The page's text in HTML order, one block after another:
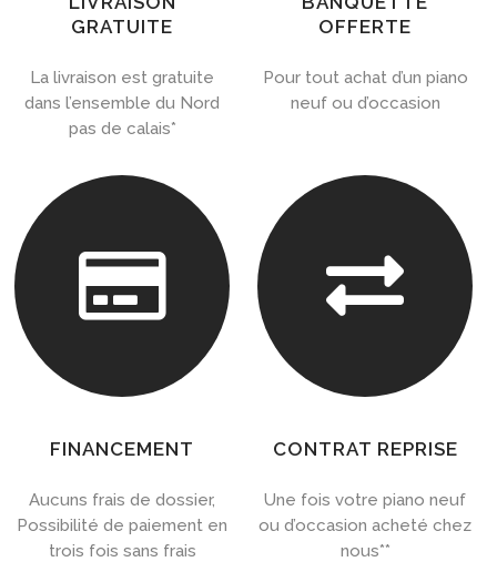
GRATUITE
La livraison est gratuite
dans l’ensemble du Nord
pas de calais*
OFFERTE
Pour tout achat d’un piano
neuf ou d’occasion

FINANCEMENT
Aucuns frais de dossier,
Possibilité de paiement en
trois fois sans frais

CONTRAT REPRISE
Une fois votre piano neuf
ou d’occasion acheté chez
nous**